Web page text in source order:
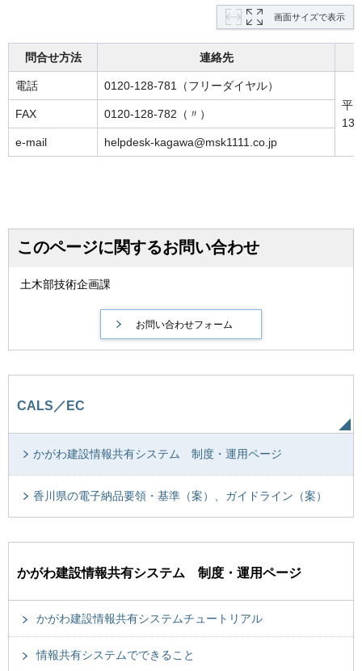
画面サイズで表示
問合せ方法 連絡先
電話
0120-128-781（フリーダイヤル）
平
13
FAX 0120-128-782（〃）
e-mail helpdesk-kagawa@msk1111.co.jp
このページに関するお問い合わせ
土木部技術企画課
CALS／EC
かがわ建設情報共有システム 制度・運用ページ
香川県の電子納品要領・基準（案）、ガイドライン（案）
かがわ建設情報共有システム 制度・運用ページ
かがわ建設情報共有システムチュートリアル
情報共有システムでできること